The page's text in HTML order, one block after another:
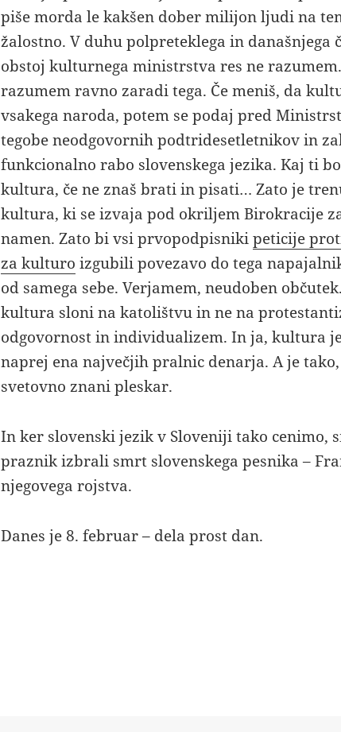
piše morda le kakšen dober milijon ljudi na
žalostno. V duhu polpreteklega in današnjega
obstoj kulturnega ministrstva res ne
razumem ravno zaradi tega. Če meniš, da
vsakega naroda, potem se podaj pred
tegobe neodgovornih podtridesetletnikov in
funkcionalno rabo slovenskega jezika. Kaj ti
kultura, če ne znaš brati in pisati… Zato je
kultura, ki se izvaja pod okriljem Birokracije
namen. Zato bi vsi prvopodpisnikipeticije
za kulturo izgubili povezavo do tega
od samega sebe. Verjamem, neudoben
kultura sloni na katolištvu in ne na
odgovornost in individualizem. In ja, kultura
naprej ena največjih pralnic denarja. A je tako,
svetovno znani pleskar.
In ker slovenski jezik v Sloveniji tako cenimo,
praznik izbrali smrt slovenskega pesnika –
njegovega rojstva.
Danes je 8. februar – dela prost dan.